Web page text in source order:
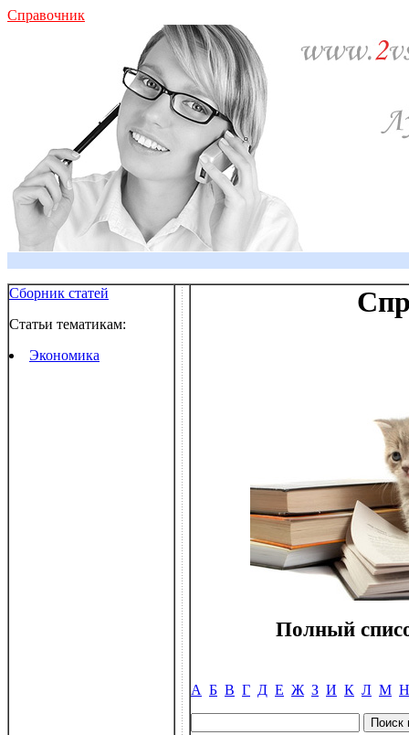
Справочник
Сборник статей
Статьи тематикам:
Экономика
Полный
А Б В Г Д Е Ж З И К Л М Н